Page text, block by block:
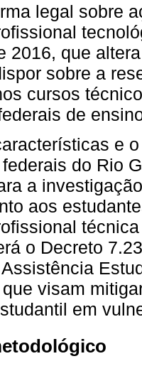
legal sobre
2016, que
sobre a
cursos
de
e
do Rio
a
aos
o Decreto
visam
em